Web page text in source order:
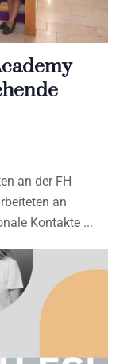
an der FH
an
Kontakte